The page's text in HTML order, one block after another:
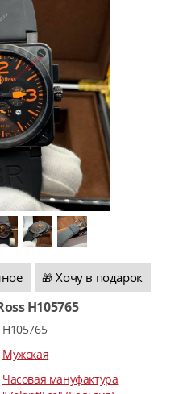
🎁 Хочу в подарок
H105765
H105765
Мужская
Часовая мануфактура